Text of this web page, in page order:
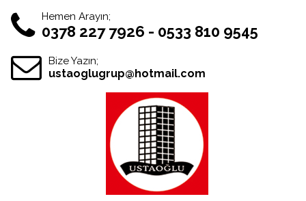
Hemen Arayın;
0378 227 7926 - 0533 810 9545
Bize Yazın;
ustaoglugrup@hotmail.com